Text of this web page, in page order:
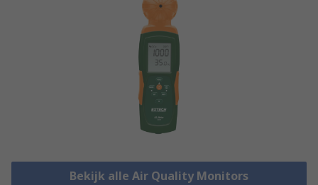
Bekijk alle Air Quality Monitors